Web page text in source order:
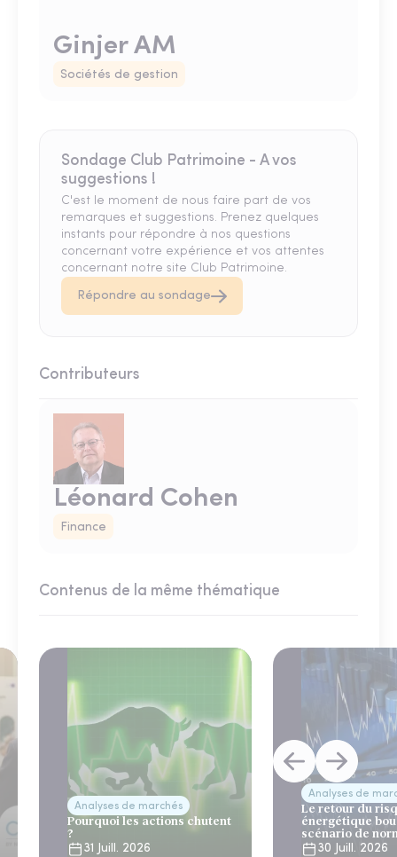
Ginjer AM
Sociétés de gestion
Sondage Club Patrimoine - A vos
suggestions !
C'est le moment de nous faire part de vos
remarques et suggestions. Prenez quelques
instants pour répondre à nos questions
concernant votre expérience et vos attentes
concernant notre site Club Patrimoine.
Répondre au sondage
Contributeurs
Léonard Cohen
Finance
Contenus de la même thématique
Analyses de marchés
Pourquoi les actions chutent
?
31 Juill. 2026
Analyses de
Le retour du
énergétique
scénario de
30 Juill. 2026